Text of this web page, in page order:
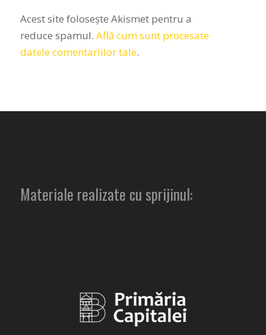
Acest site folosește Akismet pentru a
reduce spamul. Află cum sunt procesate
datele comentariilor tale.
Materiale realizate cu sprijinul: